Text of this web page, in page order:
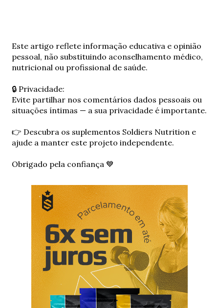
E
n
v
a
r
u
c
o
e
Este artigo reflete informação educativa e opinião
pessoal, não substituindo aconselhamento médico,
nutricional ou profissional de saúde.
🔒 Privacidade:
Evite partilhar nos comentários dados pessoais ou
situações íntimas — a sua privacidade é importante.
👉 Descubra os suplementos Soldiers Nutrition e
ajude a manter este projeto independente.
Obrigado pela confiança 💙